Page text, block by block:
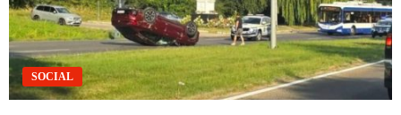
SOCIAL